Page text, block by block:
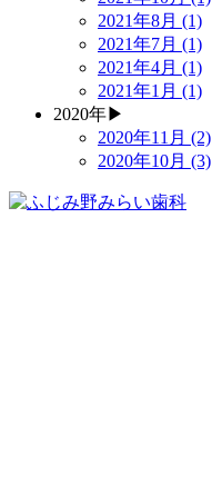
2021年8月 (1)
2021年7月 (1)
2021年4月 (1)
2021年1月 (1)
2020年▶
2020年11月 (2)
2020年10月 (3)